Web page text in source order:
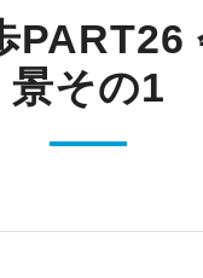
PART26
景その1